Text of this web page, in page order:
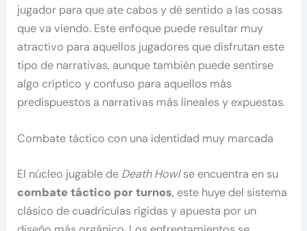
jugador para que ate cabos y dé sentido a las cosas
que va viendo. Este enfoque puede resultar muy
atractivo para aquellos jugadores que disfrutan este
tipo de narrativas, aunque también puede sentirse
algo críptico y confuso para aquellos más
predispuestos a narrativas más lineales y expuestas.
Combate táctico con una identidad muy marcada
El núcleo jugable de Death Howlse encuentra en su
combate táctico por turnos, este huye del sistema
clásico de cuadrículas rígidas y apuesta por un